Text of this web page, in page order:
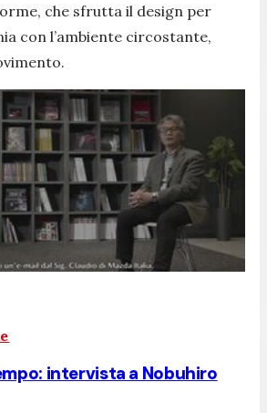
che sfrutta il design per
con l’ambiente circostante,
intervista a Nobuhiro